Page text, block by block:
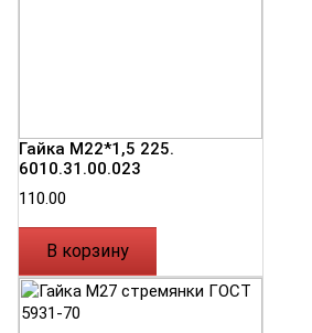
Гайка М22*1,5 225.
6010.31.00.023
110.00
В корзину